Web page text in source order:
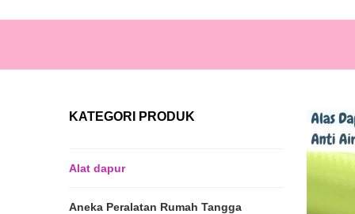
KATEGORI PRODUK
Alat dapur
Aneka Peralatan Rumah Tangga